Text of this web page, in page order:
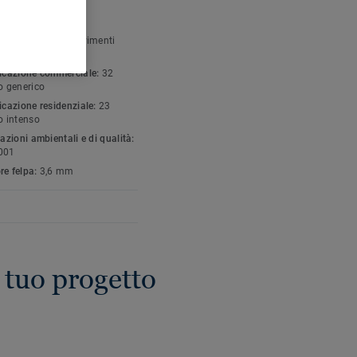
Pavimenti
commerciale: 32
generico
residenziale: 23
intenso
ambientali e di qualità:
felpa: 3,6 mm
progetto